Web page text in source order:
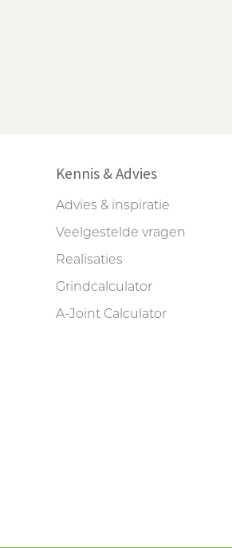
Kennis & Advies
Advies & inspiratie
Veelgestelde vragen
Realisaties
Grindcalculator
A-Joint Calculator